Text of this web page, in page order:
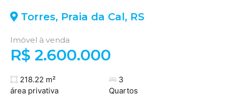
Torres, Praia da Cal, RS
Imóvel à venda
R$ 2.600.000
218.22 m²
área privativa
3
Quartos